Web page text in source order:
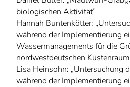
biologischen Aktivität”
Hannah Buntenkötter:
während der Implementierung
Wassermanagements für die
nordwestdeutschen
Lisa Heinsohn: „Untersuchung
während der Implementierung